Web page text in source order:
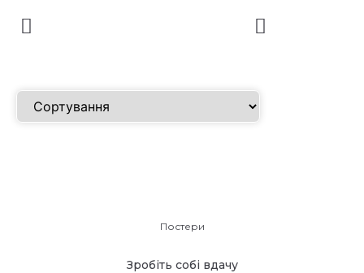
Постери
Зробіть собі вдачу